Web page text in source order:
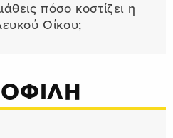
πόσο κοστίζει η
Οίκου;